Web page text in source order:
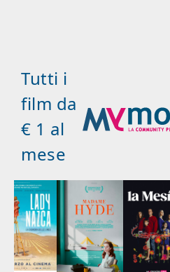
Tutti i
film da
€ 1 al
mese